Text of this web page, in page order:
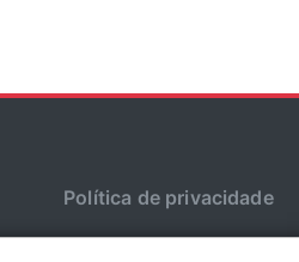
Política de privacidade